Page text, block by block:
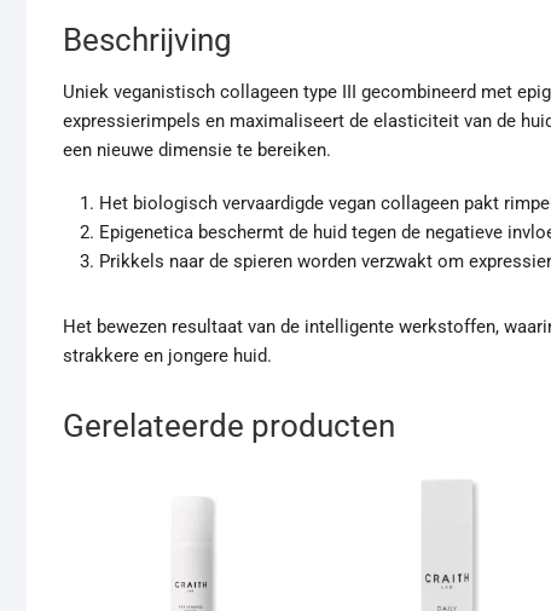
Beschrijving
Uniek veganistisch collageen type III gecombineerd met
expressierimpels en maximaliseert de elasticiteit van de
een nieuwe dimensie te bereiken.
Het biologisch vervaardigde vegan collageen pakt
Epigenetica beschermt de huid tegen de negatieve
Prikkels naar de spieren worden verzwakt om
Het bewezen resultaat van de intelligente werkstoffen,
strakkere en jongere huid.
Gerelateerde producten